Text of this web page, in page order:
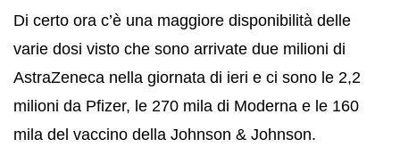
Di certo ora c’è una maggiore disponibilità delle
varie dosi visto che sono arrivate due milioni di
AstraZeneca nella giornata di ieri e ci sono le 2,2
milioni da Pfizer, le 270 mila di Moderna e le 160
mila del vaccino della Johnson & Johnson.